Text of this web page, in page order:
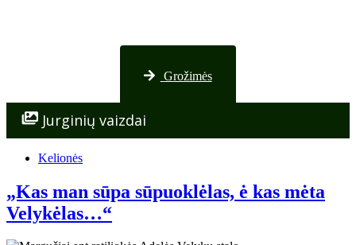
Nuotraukos iš Palangos
Grožimės
Jurginių vaizdai
Kelionės
„Kas man sūpa sūpuoklėlas, ė kas mėta
Velykėlas…“